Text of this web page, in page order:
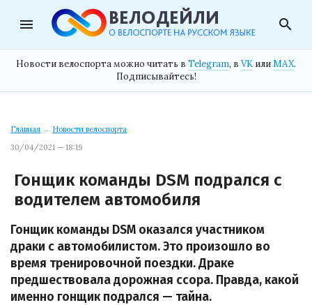
menu search
Новости велоспорта можно читать в Telegram, в VK илиMAX.
Подписывайтесь!
Главная → Новости велоспорта
30/04/2021 — 18:19
Гонщик команды DSM подрался с
водителем автомобиля
Гонщик команды DSM оказался участником
драки с автомобилистом. Это произошло во
время тренировочной поездки. Драке
предшествовала дорожная ссора. Правда, какой
именно гонщик подрался — тайна.